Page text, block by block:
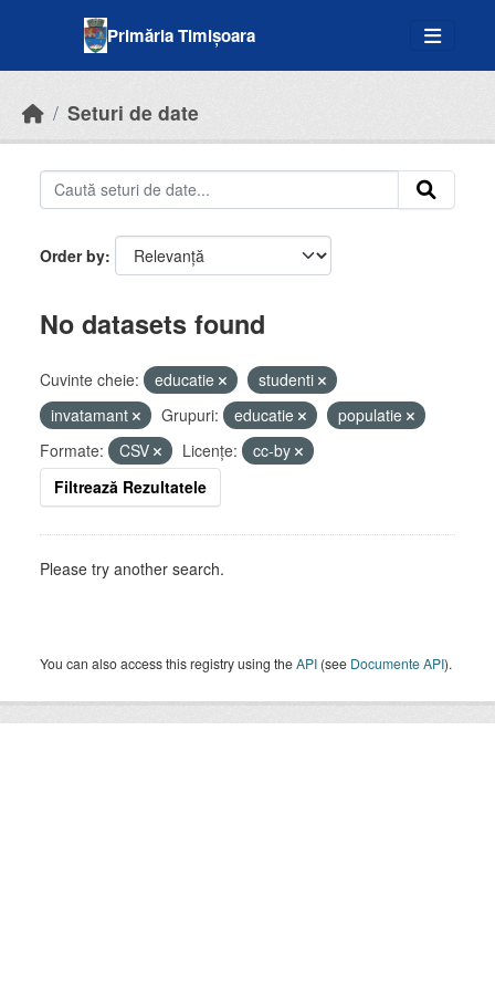
Primăria Timișoara
Seturi de date
Order by
No datasets found
Cuvinte cheie: educatie
studenti
invatamant
Grupuri: educatie
populatie
Formate:
CSV Licenţe:
cc-by
Filtrează Rezultatele
Please try another search.
You can also access this registry using theAPI (see Documente API).